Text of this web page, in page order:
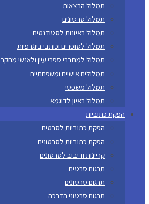
תמלול הרצאות
תמלול סרטונים
תמלול ראיונות לסטודנטים
תמלול לסופרים וכותבי ביוגרפיות
תמלול למחברי ספרי עיון ולאנשי מחקר
תמלולים אישיים ומשפחתיים
תמלול משפטי
תמלול ראיון לדוגמא
הפקת כתוביות
הפקת כתוביות לסרטים
הפקת כתוביות לסרטונים
קריינות ודיבוב לסרטונים
תרגום סרטים
תרגום סרטונים
תרגום סרטוני הדרכה